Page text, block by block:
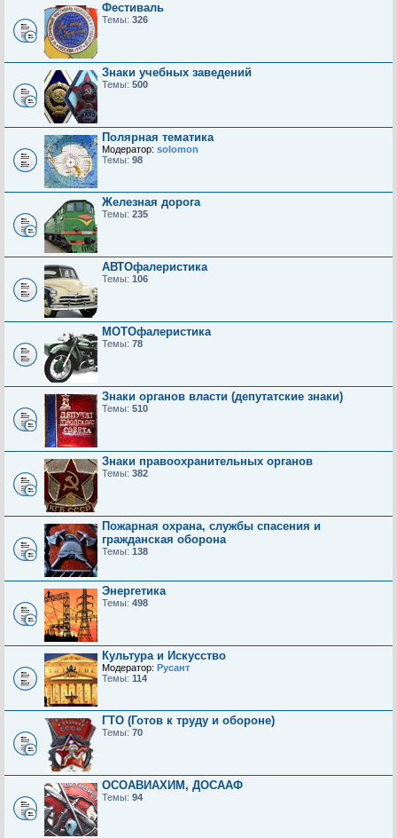
Фестиваль
Темы: 326
Знаки учебных заведений
Темы: 500
Полярная тематика
Модератор: solomon
Темы: 98
Железная дорога
Темы: 235
АВТОфалеристика
Темы: 106
МОТОфалеристика
Темы: 78
Знаки органов власти (депутатские знаки)
Темы: 510
Знаки правоохранительных органов
Темы: 382
Пожарная охрана, службы спасения и
гражданская оборона
Темы: 138
Энергетика
Темы: 498
Культура и Искусство
Модератор: Русант
Темы: 114
ГТО (Готов к труду и обороне)
Темы: 70
ОСОАВИАХИМ, ДОСААФ
Темы: 94